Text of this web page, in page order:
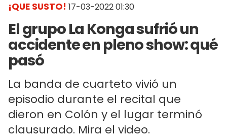
¡QUE SUSTO! 17-03-2022 01:30
El grupo La Konga sufrió un
accidente en pleno show: qué
pasó
La banda de cuarteto vivió un
episodio durante el recital que
dieron en Colón y el lugar terminó
clausurado. Mira el video.